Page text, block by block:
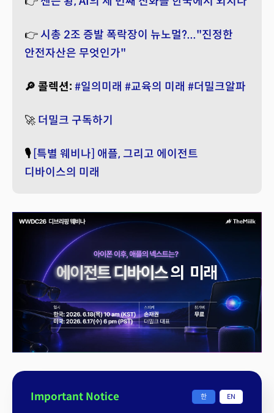
👉 시총 2조 증발 폭락장이 뉴노멀?..."진정한
안전자산은 무엇인가"
🔎 콜렉션: #일의미래 #교육의 미래 #더밀크알파
🚀 더밀크 구독하기
🎙️[특별 웨비나] 애플, 그리고 에이전트
디바이스의 미래
Important Notice 한 EN